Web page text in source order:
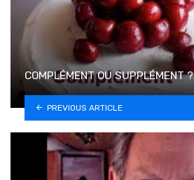
COMPLÉMENT OU SUPPLÉMENT ?
PREVIOUS ARTICLE